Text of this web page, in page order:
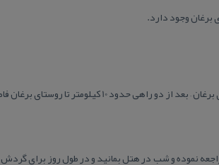
برغان وجود دارد.
نموده و شب در هتل بمانید و در طول روز برای